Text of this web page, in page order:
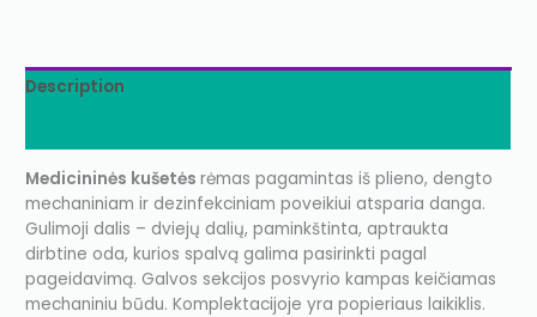
Description
Medicininės kušetėsrėmas pagamintas iš plieno, dengto
mechaniniam ir dezinfekciniam poveikiui atsparia danga.
Gulimoji dalis – dviejų dalių, paminkštinta, aptraukta
dirbtine oda, kurios spalvą galima pasirinkti pagal
pageidavimą. Galvos sekcijos posvyrio kampas keičiamas
mechaniniu būdu. Komplektacijoje yra popieriaus laikiklis.